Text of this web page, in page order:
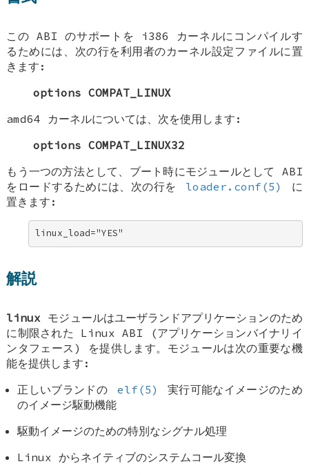
この ABI のサポートを i386 カーネルにコンパイルす
るためには、次の行を利用者のカーネル設定ファイルに置
きます:
options COMPAT_LINUX
amd64 カーネルについては、次を使用します:
options COMPAT_LINUX32
もう一つの方法として、ブート時にモジュールとして ABI
をロードするためには、次の行を
loader.conf(5)
に
置きます:
linux_load="YES"
解説
linux モジュールはユーザランドアプリケーションのため
に制限された Linux ABI (アプリケーションバイナリイ
ンタフェース) を提供します。モジュールは次の重要な機
能を提供します:
正しいブランドの
elf(5)
実行可能なイメージのため
のイメージ駆動機能
駆動イメージのための特別なシグナル処理
Linux からネイティブのシステムコール変換